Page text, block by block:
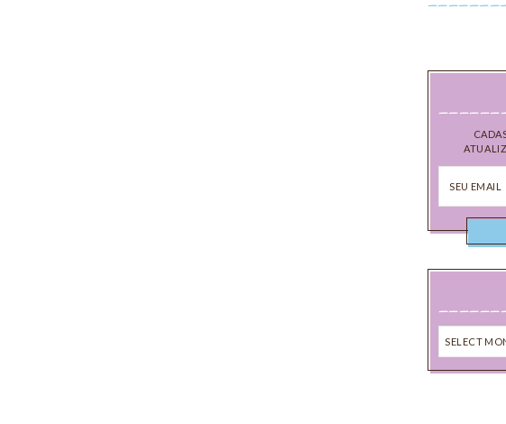
email
Arquivo
do
blog